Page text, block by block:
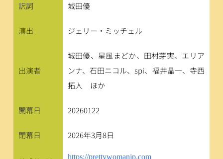
訳詞 城田優
演出 ジェリー・ミッチェル
出演者
城田優、星風まどか、田村芽実、エリア
ンナ、石田ニコル、spi、福井晶一、寺西
拓人　ほか
開幕日 20260122
閉幕日 2026年3月8日
https://prettywomanjp.com